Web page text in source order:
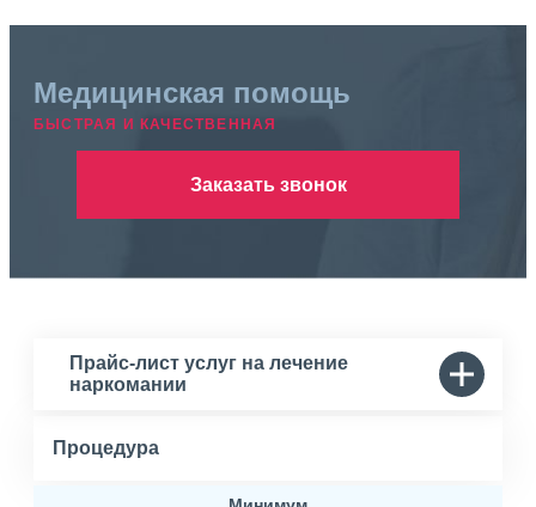
Медицинская помощь
БЫСТРАЯ И КАЧЕСТВЕННАЯ
Заказать звонок
Прайс-лист услуг на лечение
наркомании
Процедура